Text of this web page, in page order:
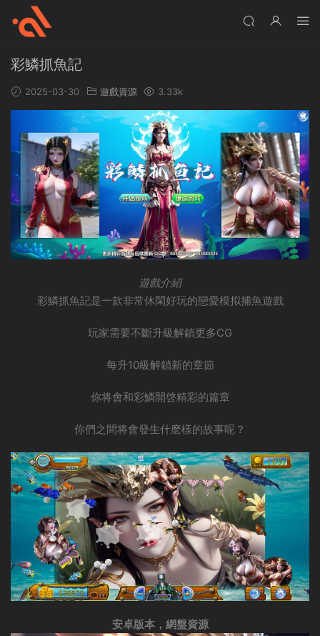
彩鱗抓魚記
2025-03-30 遊戲資源 3.33k
遊戲介紹
彩鱗抓魚記是一款非常休閑好玩的戀愛模拟捕魚遊戲
玩家需要不斷升級解鎖更多CG
每升10級解鎖新的章節
你将會和彩鱗開啓精彩的篇章
你們之間将會發生什麽樣的故事呢？
安卓版本，網盤資源